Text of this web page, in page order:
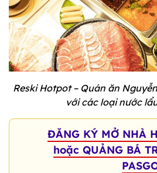
Reski Hotpot – Quán ăn
với các loại nước
ĐĂNG KÝ MỞ NHÀ
hoặc QUẢNG BÁ